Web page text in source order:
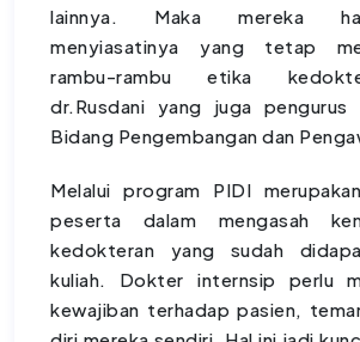
lainnya. Maka mereka
menyiasatinya yang tetap
rambu-rambu etika
dr.Rusdani yang juga pengurus
Bidang Pengembangan dan
Melalui program PIDI
peserta dalam mengasah
kedokteran yang sudah
kuliah. Dokter internsip perlu
kewajiban terhadap pasien,